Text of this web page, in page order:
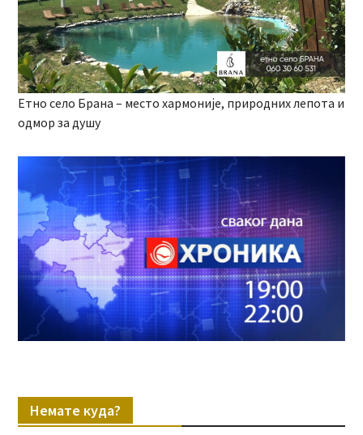
Етно село Брана – место хармоније, природних лепота и
одмор за душу
Немате куда?